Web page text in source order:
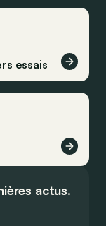
essais
actus.